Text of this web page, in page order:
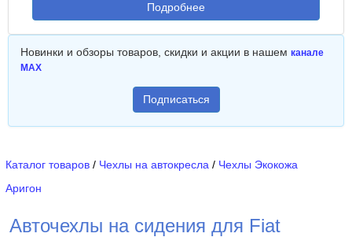
Подробнее
Новинки и обзоры товаров, скидки и акции в нашем канале
MAX
Подписаться
Каталог товаров / Чехлы на автокресла / Чехлы Экокожа
Аригон
Авточехлы на сидения для Fiat